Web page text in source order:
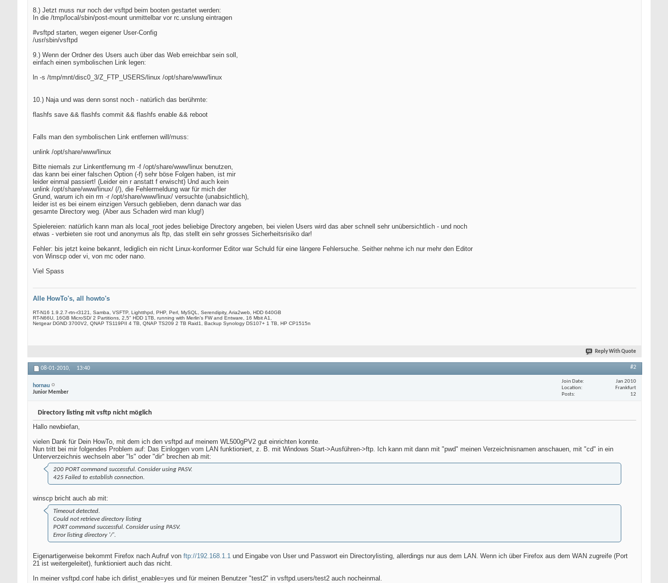
8.) Jetzt muss nur noch der vsftpd beim booten gestartet werden:
In die /tmp/local/sbin/post-mount unmittelbar vor rc.unslung eintragen
#vsftpd starten, wegen eigener User-Config
/usr/sbin/vsftpd
9.) Wenn der Ordner des Users auch über das Web erreichbar sein soll,
einfach einen symbolischen Link legen:
ln -s /tmp/mnt/disc0_3/Z_FTP_USERS/linux /opt/share/www/linux
10.) Naja und was denn sonst noch - natürlich das berühmte:
flashfs save && flashfs commit && flashfs enable && reboot
Falls man den symbolischen Link entfernen will/muss:
unlink /opt/share/www/linux
Bitte niemals zur Linkentfernung rm -f /opt/share/www/linux benutzen,
das kann bei einer falschen Option (-f) sehr böse Folgen haben, ist mir
leider einmal passiert! (Leider ein r anstatt f erwischt) Und auch kein
unlink /opt/share/www/linux/ (/), die Fehlermeldung war für mich der
Grund, warum ich ein rm -r /opt/share/www/linux/ versuchte (unabsichtlich),
leider ist es bei einem einzigen Versuch geblieben, denn danach war das
gesamte Directory weg. (Aber aus Schaden wird man klug!)
Spielereien: natürlich kann man als local_root jedes beliebige Directory angeben, bei vielen Users wird das aber schnell sehr unübersichtlich - und noch
etwas - verbieten sie root und anonymus als ftp, das stellt ein sehr grosses Sicherheitsrisiko dar!
Fehler: bis jetzt keine bekannt, lediglich ein nicht Linux-konformer Editor war Schuld für eine längere Fehlersuche. Seither nehme ich nur mehr den Editor
von Winscp oder vi, von mc oder nano.
Viel Spass
Alle HowTo's, all howto's
RT-N16 1.9.2.7-rtn-r3121, Samba, VSFTP, Lightthpd, PHP, Perl, MySQL, Serendipity, Aria2web, HDD 640GB
RT-N66U, 16GB MicroSD/ 2 Partitions, 2,5" HDD 1TB, running with Merlin's FW and Entware, 16 Mbit A1,
Netgear DGND 3700V2, QNAP TS119PII 4 TB, QNAP TS209 2 TB Raid1, Backup Synology DS107+ 1 TB, HP CP1515n
Reply With Quote
08-01-2010, 13:40 #2
hornau
Junior Member
Join Date
Jan 2010
Location
Frankfurt
Posts
12
Directory listing mit vsftp nicht möglich
Hallo newbiefan,
vielen Dank für Dein HowTo, mit dem ich den vsftpd auf meinem WL500gPV2 gut einrichten konnte.
Nun tritt bei mir folgendes Problem auf: Das Einloggen vom LAN funktioniert, z. B. mit Windows Start->Ausführen->ftp. Ich kann mit dann mit "pwd" meinen Verzeichnisnamen anschauen, mit "cd" in ein
Unterverzeichnis wechseln aber "ls" oder "dir" brechen ab mit:
200 PORT command successful. Consider using PASV.
425 Failed to establish connection.
winscp bricht auch ab mit:
Timeout detected.
Could not retrieve directory listing
PORT command successful. Consider using PASV.
Error listing directory '/'.
Eigenartigerweise bekommt Firefox nach Aufruf von ftp://192.168.1.1 und Eingabe von User und Passwort ein Directorylisting, allerdings nur aus dem LAN. Wenn ich über Firefox aus dem WAN zugreife (Port
21 ist weitergeleitet), funktioniert auch das nicht.
In meiner vsftpd.conf habe ich dirlist_enable=yes und für meinen Benutzer "test2" in vsftpd.users/test2 auch nocheinmal.